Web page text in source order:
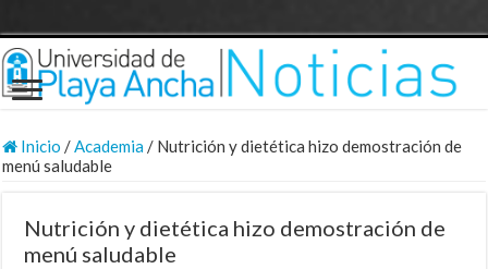
Inicio /Academia/ Nutrición y dietética hizo demostración de
menú saludable
Nutrición y dietética hizo demostración de
menú saludable